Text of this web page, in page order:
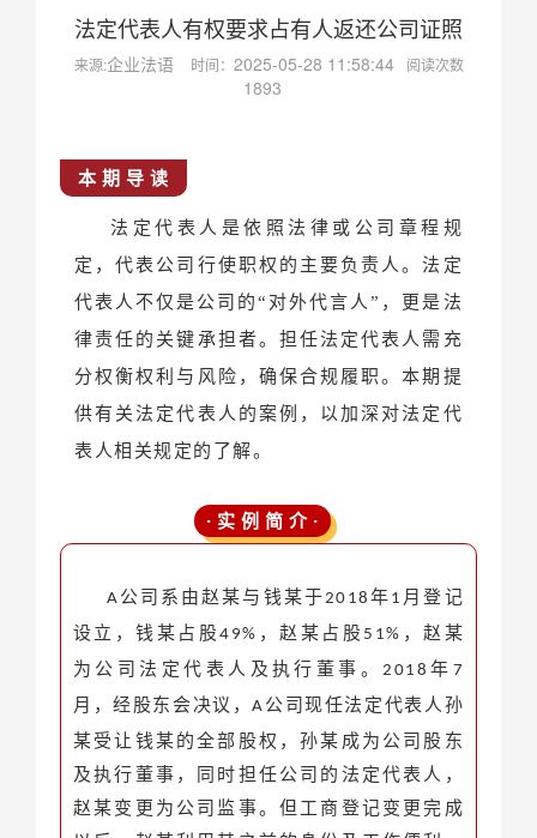
法定代表人有权要求占有人返还公司证照
来源:企业法语 时间： 2025-05-28 11:58:44 阅读次数
1893
本 期 导 读
法定代表人是依照法律或公司章程规
定，代表公司行使职权的主要负责人。法定
代表人不仅是公司的“对外代言人”，更是法
律责任的关键承担者。担任法定代表人需充
分权衡权利与风险，确保合规履职。本期提
供有关法定代表人的案例，以加深对法定代
表人相关规定的了解。
· 实 例 简 介 ·
A 公司系由赵某与钱某于2018 年 1 月登记
设立，钱某占股49% ，赵某占股 51% ，赵某
为公司法定代表人及执行董事。 2018 年 7
月，经股东会决议，A 公司现任法定代表人孙
某受让钱某的全部股权，孙某成为公司股东
及执行董事，同时担任公司的法定代表人，
赵某变更为公司监事。但工商登记变更完成